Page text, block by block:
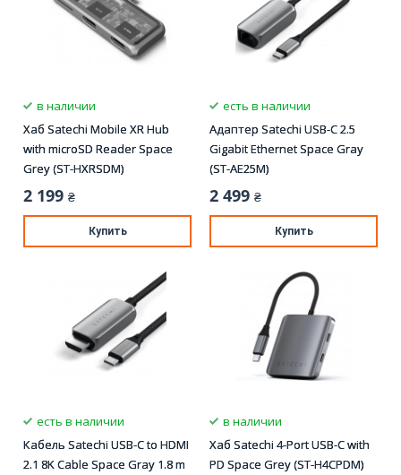
в наличии
Хаб Satechi Mobile XR Hub
with microSD Reader Space
Grey (ST-HXRSDM)
2 199 ₴
Купить
есть в наличии
Адаптер Satechi USB-C 2.5
Gigabit Ethernet Space Gray
(ST-AE25M)
2 499 ₴
Купить
есть в наличии
Кабель Satechi USB-C to HDMI
2.1 8K Cable Space Gray 1.8 m
в наличии
Хаб Satechi 4-Port USB-C with
PD Space Grey (ST-H4CPDM)